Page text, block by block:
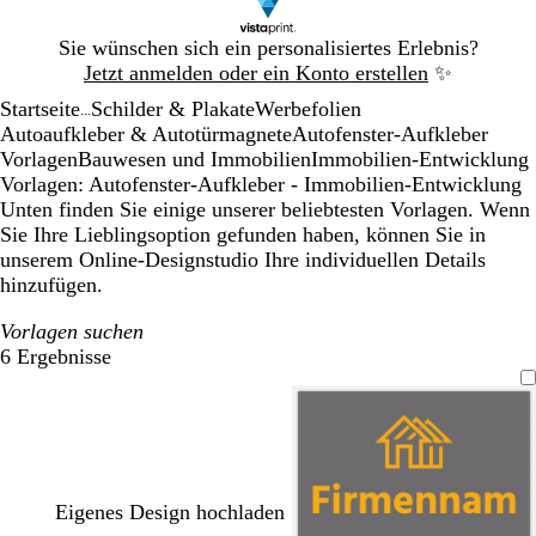
Sie wünschen sich ein personalisiertes Erlebnis?
Jetzt anmelden oder ein Konto erstellen ✨
Galeriebild
1
Startseite Schilder & PlakateWerbefolien
Autoaufkleber & AutotürmagneteAutofenster-Aufkleber
VorlagenBauwesen und ImmobilienImmobilien-Entwicklung
Vorlagen: Autofenster-Aufkleber - Immobilien-Entwicklung
Unten finden Sie einige unserer beliebtesten Vorlagen. Wenn
Sie Ihre Lieblingsoption gefunden haben, können Sie in
unserem Online-Designstudio Ihre individuellen Details
hinzufügen.
Vorlagen suchen
6 Ergebnisse
Filter
Eigenes Design hochladen